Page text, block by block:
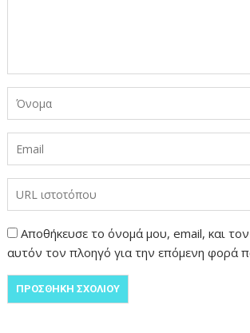
Αποθήκευσε το όνομά μου, email, και
αυτόν τον πλοηγό για την επόμενη φορά